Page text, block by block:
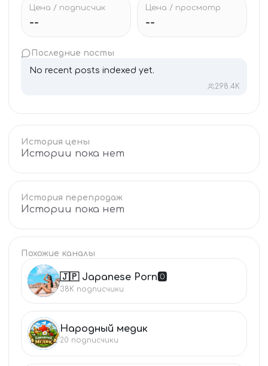
Цена / подписчик
--
Цена / просмотр
--
Последние посты
No recent posts indexed yet.
298.4K
История цены
Истории пока нет
История перепродаж
Истории пока нет
Похожие каналы
🇯 🇯🇵 Japanese Porn🅾️
38K подписчики
НА Народный медик
20 подписчики